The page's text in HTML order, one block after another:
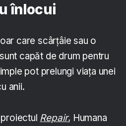
înlocui
care scârțâie sau o
capăt de drum pentru
pot prelungi viața unei
anii.
Repair, Humana